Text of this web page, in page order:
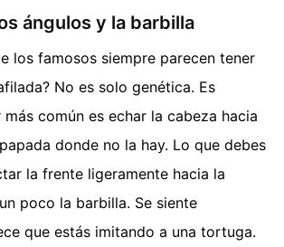
ángulos y la barbilla
los famosos siempre parecen tener
No es solo genética. Es
común es echar la cabeza hacia
donde no la hay. Lo que debes
la frente ligeramente hacia la
poco la barbilla. Se siente
que estás imitando a una tortuga.